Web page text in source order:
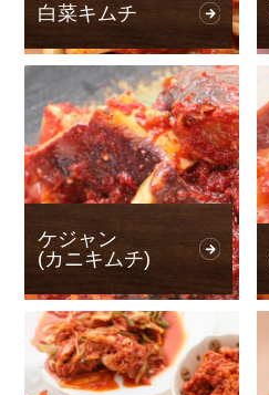
白菜キムチ
ケジャン
(カニキムチ)